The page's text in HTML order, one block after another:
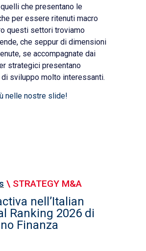
che presentano le
per essere ritenuti macro
questi settori troviamo
che seppur di dimensioni
se accompagnate dai
strategici presentano
sviluppo molto interessanti.
nelle nostre slide!
\ STRATEGY M&A
nell’Italian
Ranking 2026 di
Finanza